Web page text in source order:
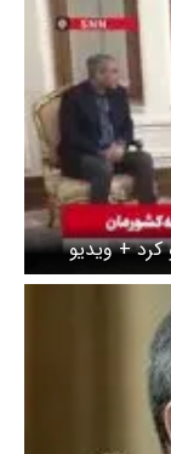
کرد + ویدیو